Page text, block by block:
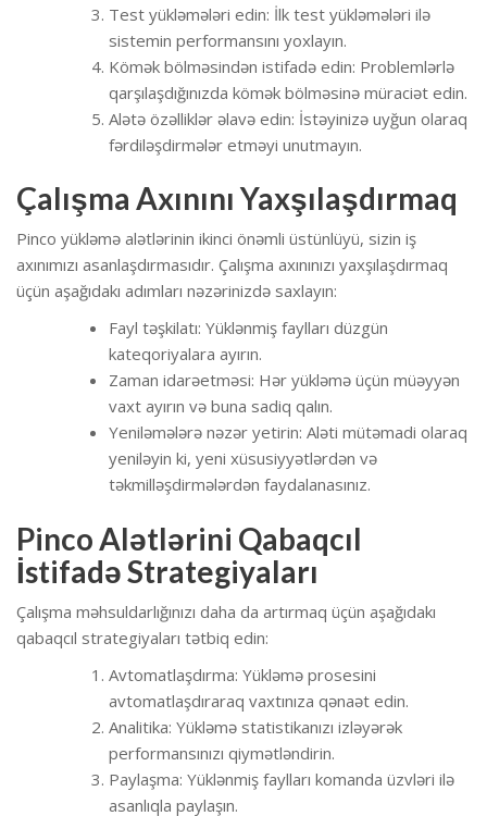
Test yükləmələri edin: İlk test yükləmələri ilə
sistemin performansını yoxlayın.
Kömək bölməsindən istifadə edin: Problemlərlə
qarşılaşdığınızda kömək bölməsinə müraciət edin.
Alətə özəlliklər əlavə edin: İstəyinizə uyğun olaraq
fərdiləşdirmələr etməyi unutmayın.
Çalışma Axınını Yaxşılaşdırmaq
Pinco yükləmə alətlərinin ikinci önəmli üstünlüyü, sizin iş
axınımızı asanlaşdırmasıdır. Çalışma axınınızı yaxşılaşdırmaq
üçün aşağıdakı adımları nəzərinizdə saxlayın:
Fayl təşkilatı: Yüklənmiş faylları düzgün
kateqoriyalara ayırın.
Zaman idarəetməsi: Hər yükləmə üçün müəyyən
vaxt ayırın və buna sadiq qalın.
Yeniləmələrə nəzər yetirin: Aləti mütəmadi olaraq
yeniləyin ki, yeni xüsusiyyətlərdən və
təkmilləşdirmələrdən faydalanasınız.
Pinco Alətlərini Qabaqcıl
İstifadə Strategiyaları
Çalışma məhsuldarlığınızı daha da artırmaq üçün aşağıdakı
qabaqcıl strategiyaları tətbiq edin:
Avtomatlaşdırma: Yükləmə prosesini
avtomatlaşdıraraq vaxtınıza qənaət edin.
Analitika: Yükləmə statistikanızı izləyərək
performansınızı qiymətləndirin.
Paylaşma: Yüklənmiş faylları komanda üzvləri ilə
asanlıqla paylaşın.